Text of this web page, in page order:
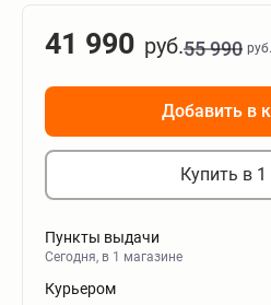
41 990 руб.55 990 руб.
Добавить в
Купить в 1
Пункты выдачи
Сегодня, в 1 магазине
Курьером